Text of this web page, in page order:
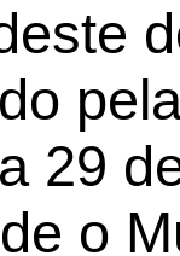
29
o